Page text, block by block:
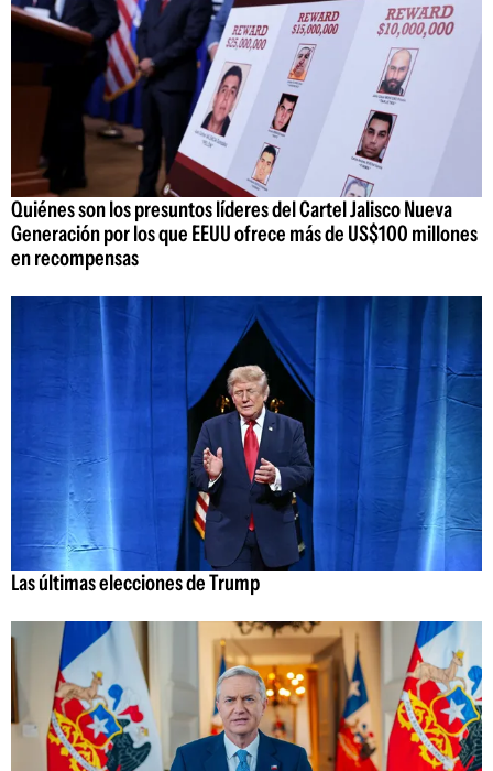
Quiénes son los presuntos líderes del Cartel Jalisco Nueva
Generación por los que EEUU ofrece más de US$100 millones
en recompensas
Las últimas elecciones de Trump